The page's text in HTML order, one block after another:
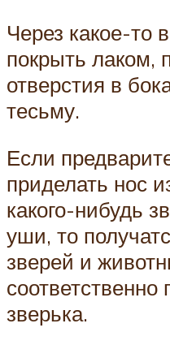
Через какое-то
покрыть лаком,
отверстия в
тесьму.
Если
приделать нос
какого-нибудь
уши, то
зверей и
соответственно
зверька.